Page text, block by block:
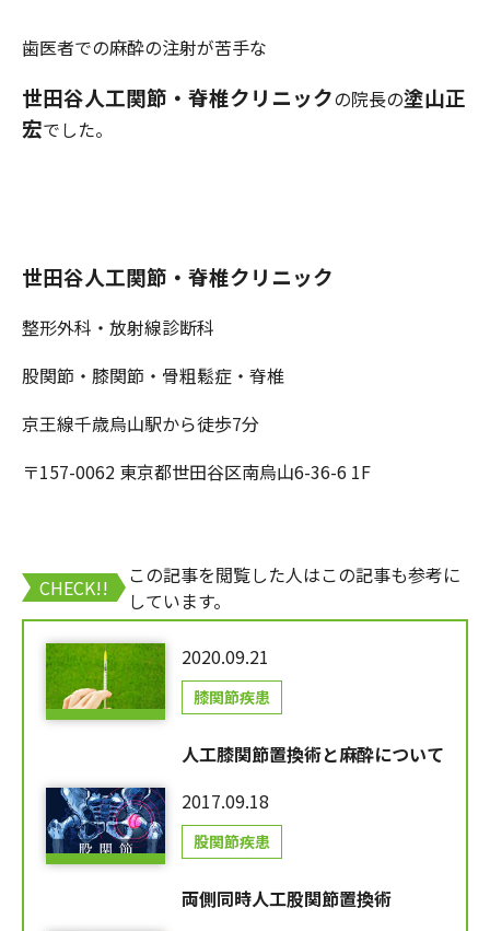
歯医者での麻酔の注射が苦手な
世田谷人工関節・脊椎クリニックの院長の塗山正
宏でした。
世田谷人工関節・脊椎クリニック
整形外科・放射線診断科
股関節・膝関節・骨粗鬆症・脊椎
京王線千歳烏山駅から徒歩7分
〒157-0062 東京都世田谷区南烏山6-36-6 1F
CHECK!!
この記事を閲覧した人はこの記事も参考に
しています。
2020.09.21
膝関節疾患
人工膝関節置換術と麻酔について
2017.09.18
股関節疾患
両側同時人工股関節置換術